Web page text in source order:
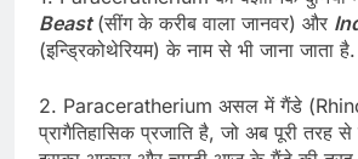
Beast (सींग के करीब वाला जानवर) और
(इन्ड्रिकोथेरियम) के नाम से भी जाना जाता है.
2. Paraceratherium असल में गैंडे
प्रागैतिहासिक प्रजाति है, जो अब पूरी तरह